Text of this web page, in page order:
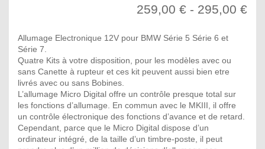
259,00 € - 295,00 €
Allumage Electronique 12V pour BMW Série 5 Série 6 et
Série 7.
Quatre Kits à votre disposition, pour les modèles avec ou
sans Canette à rupteur et ces kit peuvent aussi bien etre
livrés avec ou sans Bobines.
L’allumage Micro Digital offre un contrôle presque total sur
les fonctions d’allumage. En commun avec le MKIII, il offre
un contrôle électronique des fonctions d’avance et de retard.
Cependant, parce que le Micro Digital dispose d’un
ordinateur intégré, de la taille d’un timbre-poste, il peut